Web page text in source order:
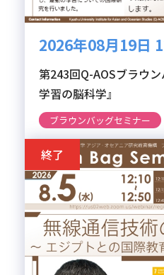
2026年08月19日
第243回Q-AOSブラウ
学習の脳科学』
ブラウンバッグセミナー
終了